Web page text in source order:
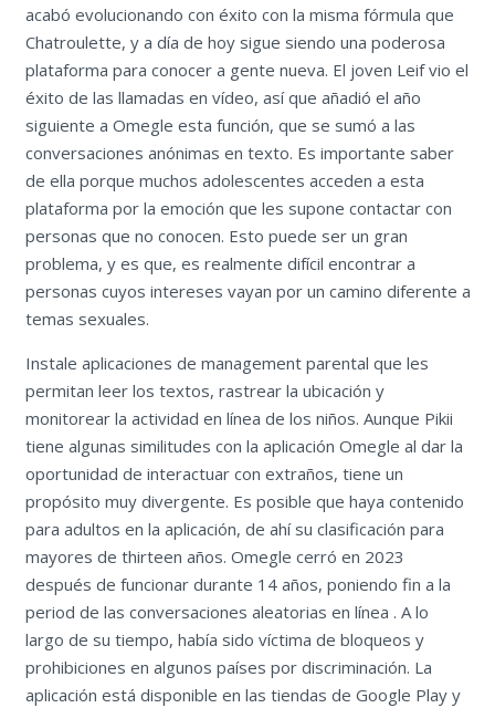
acabó evolucionando con éxito con la misma fórmula que
Chatroulette, y a día de hoy sigue siendo una poderosa
plataforma para conocer a gente nueva. El joven Leif vio el
éxito de las llamadas en vídeo, así que añadió el año
siguiente a Omegle esta función, que se sumó a las
conversaciones anónimas en texto. Es importante saber
de ella porque muchos adolescentes acceden a esta
plataforma por la emoción que les supone contactar con
personas que no conocen. Esto puede ser un gran
problema, y es que, es realmente difícil encontrar a
personas cuyos intereses vayan por un camino diferente a
temas sexuales.
Instale aplicaciones de management parental que les
permitan leer los textos, rastrear la ubicación y
monitorear la actividad en línea de los niños. Aunque Pikii
tiene algunas similitudes con la aplicación Omegle al dar la
oportunidad de interactuar con extraños, tiene un
propósito muy divergente. Es posible que haya contenido
para adultos en la aplicación, de ahí su clasificación para
mayores de thirteen años. Omegle cerró en 2023
después de funcionar durante 14 años, poniendo fin a la
period de las conversaciones aleatorias en línea . A lo
largo de su tiempo, había sido víctima de bloqueos y
prohibiciones en algunos países por discriminación. La
aplicación está disponible en las tiendas de Google Play y